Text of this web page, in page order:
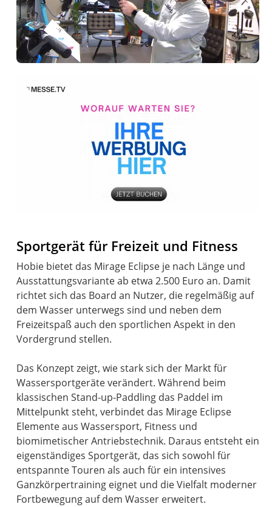
Sportgerät für Freizeit und Fitness
Hobie bietet das Mirage Eclipse je nach Länge und
Ausstattungsvariante ab etwa 2.500 Euro an. Damit
richtet sich das Board an Nutzer, die regelmäßig auf
dem Wasser unterwegs sind und neben dem
Freizeitspaß auch den sportlichen Aspekt in den
Vordergrund stellen.
Das Konzept zeigt, wie stark sich der Markt für
Wassersportgeräte verändert. Während beim
klassischen Stand-up-Paddling das Paddel im
Mittelpunkt steht, verbindet das Mirage Eclipse
Elemente aus Wassersport, Fitness und
biomimetischer Antriebstechnik. Daraus entsteht ein
eigenständiges Sportgerät, das sich sowohl für
entspannte Touren als auch für ein intensives
Ganzkörpertraining eignet und die Vielfalt moderner
Fortbewegung auf dem Wasser erweitert.